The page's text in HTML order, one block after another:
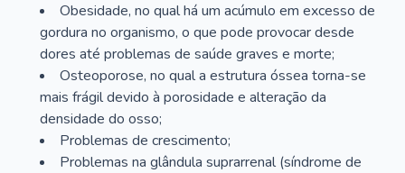
Obesidade, no qual há um acúmulo em excesso de
gordura no organismo, o que pode provocar desde
dores até problemas de saúde graves e morte;
Osteoporose, no qual a estrutura óssea torna-se
mais frágil devido à porosidade e alteração da
densidade do osso;
Problemas de crescimento;
Problemas na glândula suprarrenal (síndrome de